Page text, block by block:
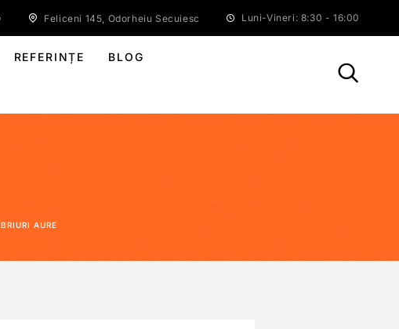
Feliceni 145, Odorheiu Secuiesc Luni-Vineri: 8:30 - 16:00
REFERINȚE BLOG
AURE